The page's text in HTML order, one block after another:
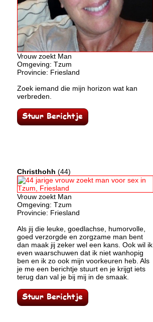
Vrouw zoekt Man
Omgeving: Tzum
Provincie: Friesland
Zoek iemand die mijn horizon wat kan
verbreden.
Christhohh (44)
Vrouw zoekt Man
Omgeving: Tzum
Provincie: Friesland
Als jij die leuke, goedlachse, humorvolle,
goed verzorgde en zorgzame man bent
dan maak jij zeker wel een kans. Ook wil ik
even waarschuwen dat ik niet wanhopig
ben en ik zo ook mijn voorkeuren heb. Als
je me een berichtje stuurt en je krijgt iets
terug dan val je bij mij in de smaak.